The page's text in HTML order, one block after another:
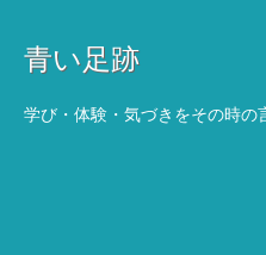
青い足跡
学び・体験・気づきをその時の